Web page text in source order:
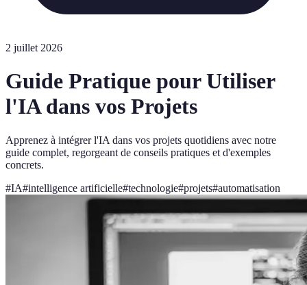
2 juillet 2026
Guide Pratique pour Utiliser
l'IA dans vos Projets
Apprenez à intégrer l'IA dans vos projets quotidiens avec notre
guide complet, regorgeant de conseils pratiques et d'exemples
concrets.
#IA#intelligence artificielle#technologie#projets#automatisation